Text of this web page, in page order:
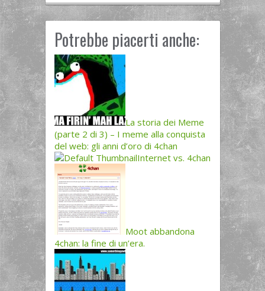
Potrebbe piacerti anche:
La storia dei Meme
(parte 2 di 3) – I meme alla conquista
del web: gli anni d’oro di 4chan
Internet vs. 4chan
Moot abbandona
4chan: la fine di un’era.